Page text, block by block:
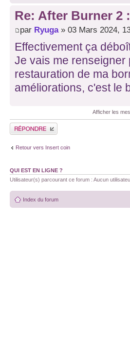
Re: After Burner 2
par Ryuga» 03 Mars 2024,
Effectivement ça
Je vais me renseigner
restauration de ma
améliorations, c'est le
Afficher les
Publier une réponse
Retour vers Insert coin
QUI EST EN LIGNE ?
Utilisateur(s) parcourant ce forum : Aucun
Index du forum